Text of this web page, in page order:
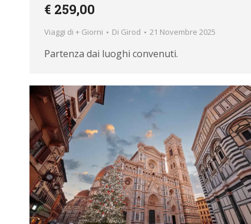
€ 259,00
Viaggi di + Giorni Di Girod 21 Novembre 2025
Partenza dai luoghi convenuti.